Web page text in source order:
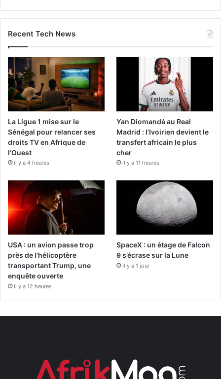
Recent Tech News
La Ligue 1 mise sur le
Sénégal pour relancer ses
droits TV en Afrique de
l’Ouest
il y a 4 heures
Yan Diomandé au Real
Madrid : l’Ivoirien devient le
transfert africain le plus
cher
il y a 11 heures
USA : un avion passe trop
près de l’hélicoptère
transportant Trump, une
enquête ouverte
il y a 12 heures
SpaceX : un étage de Falcon
9 s’écrase sur la Lune
il y a 1 jour